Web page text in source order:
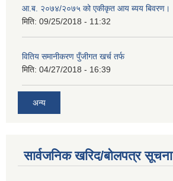
आ.ब. २०७४/२०७५ को एकीकृत आय ब्यय बिवरण।
मिति: 09/25/2018 - 11:32
वितिय समानीकरण पुँजीगत खर्च तर्फ
मिति: 04/27/2018 - 16:39
अन्य
सार्वजनिक खरिद/बोलपत्र सूचना